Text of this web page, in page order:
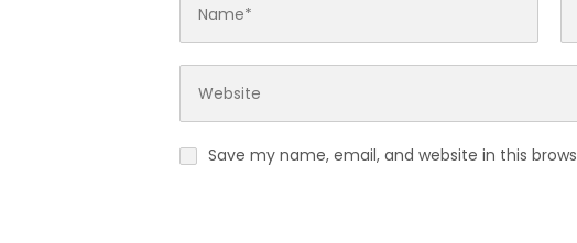
Save my name, email, and website in this